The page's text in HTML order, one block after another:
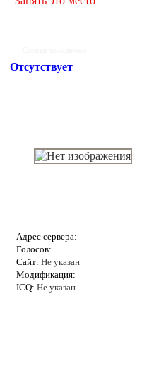
Отсутствует
Адрес сервера:
Голосов:
Сайт: Не указан
Модификация:
ICQ: Не указан